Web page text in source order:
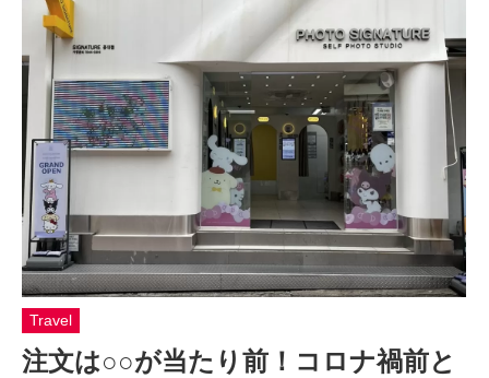
Travel
注文は○○が当たり前！コロナ禍前と